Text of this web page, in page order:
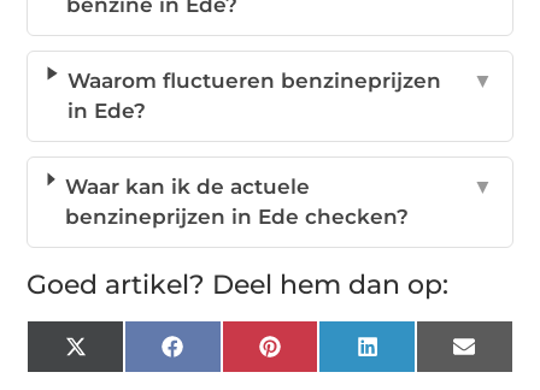
benzine in Ede?
Waarom fluctueren benzineprijzen
in Ede?
▼
Waar kan ik de actuele
benzineprijzen in Ede checken?
▼
Goed artikel? Deel hem dan op:
X
(Twitter)
FacebookPinterestLinkedInEmail